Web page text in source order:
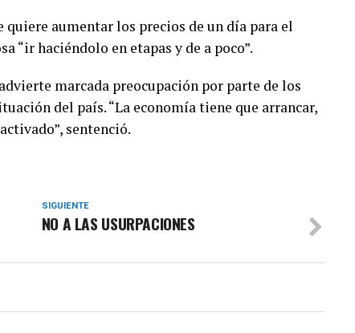
quiere aumentar los precios de un día para el
“ir haciéndolo en etapas y de a poco”.
marcada preocupación por parte de los
del país. “La economía tiene que arrancar,
sentenció.
SIGUIENTE
NO A LAS USURPACIONES